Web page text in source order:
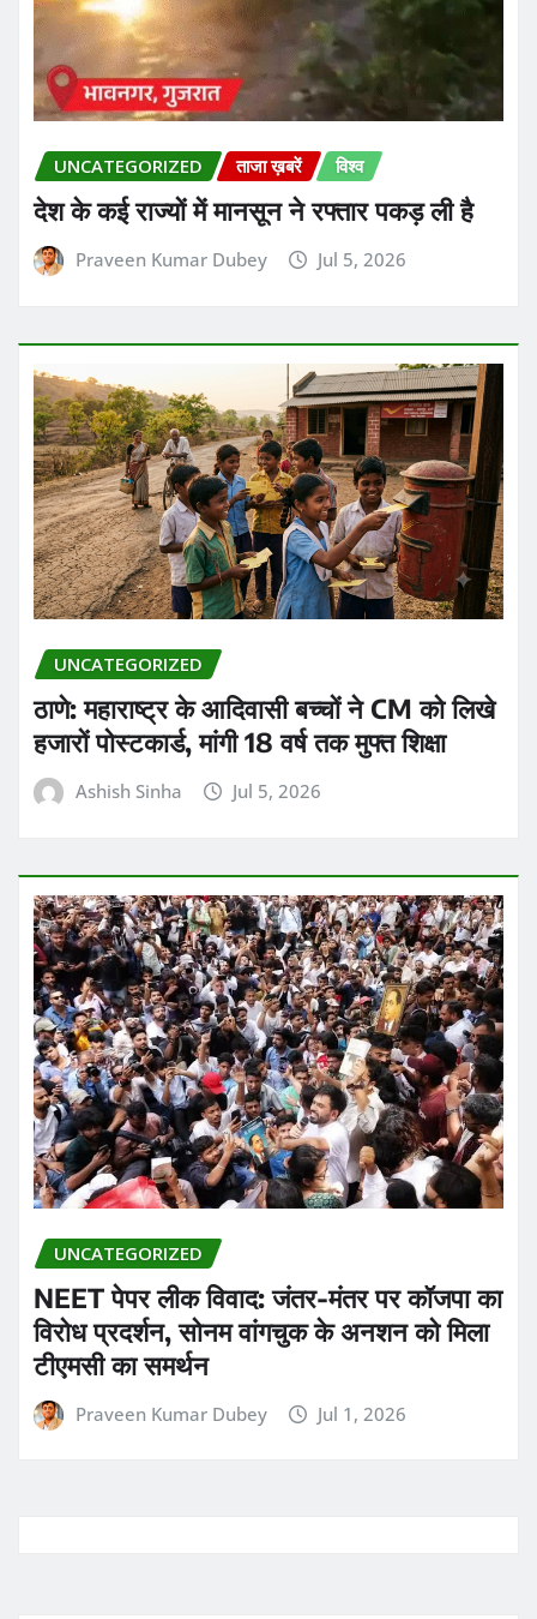
UNCATEGORIZED ताजा ख़बरें विश्व
देश के कई राज्यों में मानसून ने रफ्तार पकड़ ली है
Praveen Kumar Dubey Jul 5, 2026
UNCATEGORIZED
ठाणे: महाराष्ट्र के आदिवासी बच्चों ने CM को लिखे
हजारों पोस्टकार्ड, मांगी 18 वर्ष तक मुफ्त शिक्षा
Ashish Sinha Jul 5, 2026
UNCATEGORIZED
NEET पेपर लीक विवाद: जंतर-मंतर पर कॉजपा का
विरोध प्रदर्शन, सोनम वांगचुक के अनशन को मिला
टीएमसी का समर्थन
Praveen Kumar Dubey Jul 1, 2026